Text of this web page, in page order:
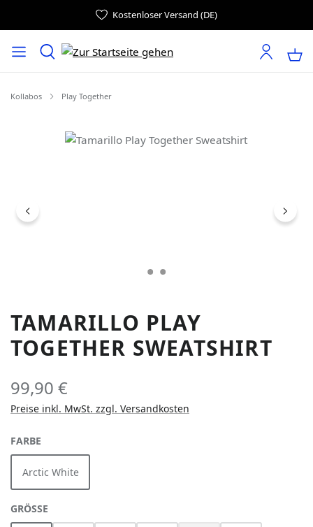
Kostenloser Versand (DE)
Kollabos Play Together
Bildergalerie überspringen
TAMARILLO PLAY
TOGETHER SWEATSHIRT
99,90 €
Preise inkl. MwSt. zzgl. Versandkosten
FARBE
Arctic White
GRÖSSE